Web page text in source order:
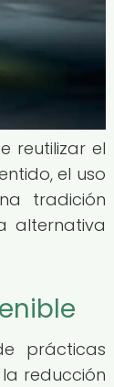
reutilizar el
el uso
tradición
alternativa
prácticas
reducción